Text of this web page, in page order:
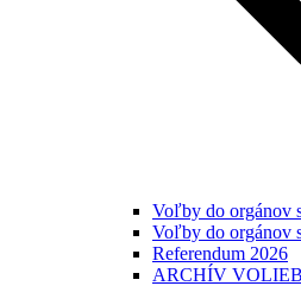
Voľby do orgánov
Voľby do orgánov
Referendum 2026
ARCHÍV VOLIEB